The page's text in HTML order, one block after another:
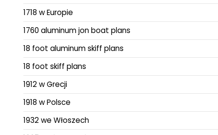
1718 w Europie
1760 aluminum jon boat plans
18 foot aluminum skiff plans
18 foot skiff plans
1912 w Grecji
1918 w Polsce
1932 we Włoszech